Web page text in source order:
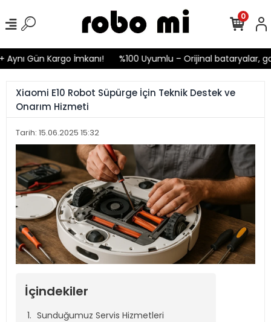
Gün Kargo İmkanı! %100 Uyumlu – Orijinal bataryalar,
0
Xiaomi E10 Robot Süpürge İçin Teknik Destek ve
Onarım Hizmeti
Tarih: 15.06.2025 15:32
İçindekiler
Sunduğumuz Servis Hizmetleri